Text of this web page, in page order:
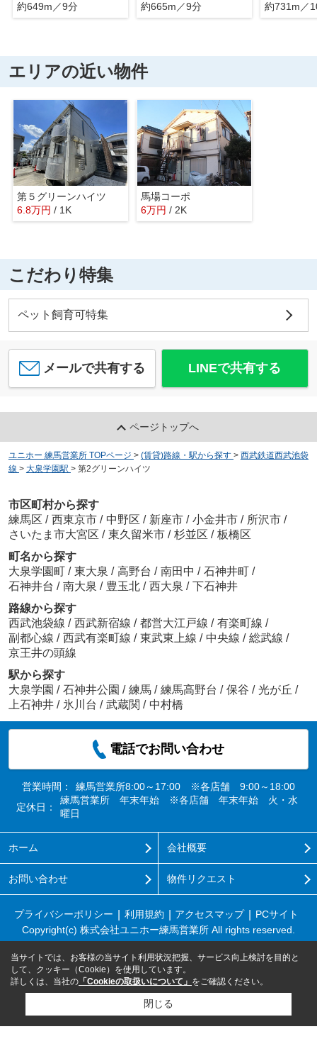
約649m／9分
約665m／9分
約731m／
エリアの近い物件
第５グリーンハイツ
6.8万円 / 1K
馬場コーポ
6万円 / 2K
こだわり特集
ペット飼育可特集
メールで共有する LINEで共有する
ページトップへ
ユニホー 練馬営業所 TOPページ > (賃貸)路線・駅から探す > 西武鉄道西武池袋
線 > 大泉学園駅 > 第2グリーンハイツ
市区町村から探す
練馬区 / 西東京市 / 中野区 / 新座市 / 小金井市 / 所沢市 /
さいたま市大宮区 / 東久留米市 / 杉並区 / 板橋区
町名から探す
大泉学園町 / 東大泉 / 高野台 / 南田中 / 石神井町 /
石神井台 / 南大泉 / 豊玉北 / 西大泉 / 下石神井
路線から探す
西武池袋線 / 西武新宿線 / 都営大江戸線 / 有楽町線 /
副都心線 / 西武有楽町線 / 東武東上線 / 中央線 / 総武線 /
京王井の頭線
駅から探す
大泉学園 / 石神井公園 / 練馬 / 練馬高野台 / 保谷 / 光が丘 /
上石神井 / 氷川台 / 武蔵関 / 中村橋
電話でお問い合わせ
営業時間：
練馬営業所8:00～17:00 ※各店舗 9:00～18:00
定休日：
練馬営業所 年末年始 ※各店舗 年末年始 火・水
曜日
ホーム 会社概要
お問い合わせ 物件リクエスト
プライバシーポリシー 利用規約 アクセスマップ
PCサイト
Copyright(c) 株式会社ユニホー練馬営業所 All rights reserved.
当サイトでは、お客様の当サイト利用状況把握、サービス向上検討を目的と
して、クッキー（Cookie）を使用しています。
詳しくは、当社の 「Cookieの取扱いについて」 をご確認ください。
閉じる